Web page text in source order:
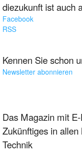
diezukunft ist auch
Facebook
RSS
Kennen Sie schon
Newsletter abonnieren
Das Magazin mit
Zukünftiges in
Technik